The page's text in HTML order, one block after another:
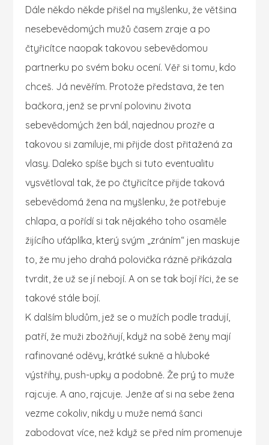
Dále někdo někde přišel na myšlenku, že většina
nesebevědomých mužů časem zraje a po
čtyřicítce naopak takovou sebevědomou
partnerku po svém boku ocení. Věř si tomu, kdo
chceš. Já nevěřím. Protože představa, že ten
bačkora, jenž se první polovinu života
sebevědomých žen bál, najednou prozře a
takovou si zamiluje, mi přijde dost přitažená za
vlasy. Daleko spíše bych si tuto eventualitu
vysvětloval tak, že po čtyřicítce přijde taková
sebevědomá žena na myšlenku, že potřebuje
chlapa, a pořídí si tak nějakého toho osaměle
žijícího uťáplíka, který svým „zráním“ jen maskuje
to, že mu jeho drahá polovička rázně přikázala
tvrdit, že už se jí nebojí. A on se tak bojí říci, že se
takové stále bojí.
K dalším bludům, jež se o mužích podletradují,
patří, že muži zbožňují, když na sobě ženy mají
rafinované oděvy, krátké sukně a hluboké
výstřihy, push-upky a podobně. Že prý to muže
rajcuje. A ano, rajcuje. Jenže ať si na sebe žena
vezme cokoliv, nikdy u muže nemá šanci
zabodovat více, než když se před ním promenuje